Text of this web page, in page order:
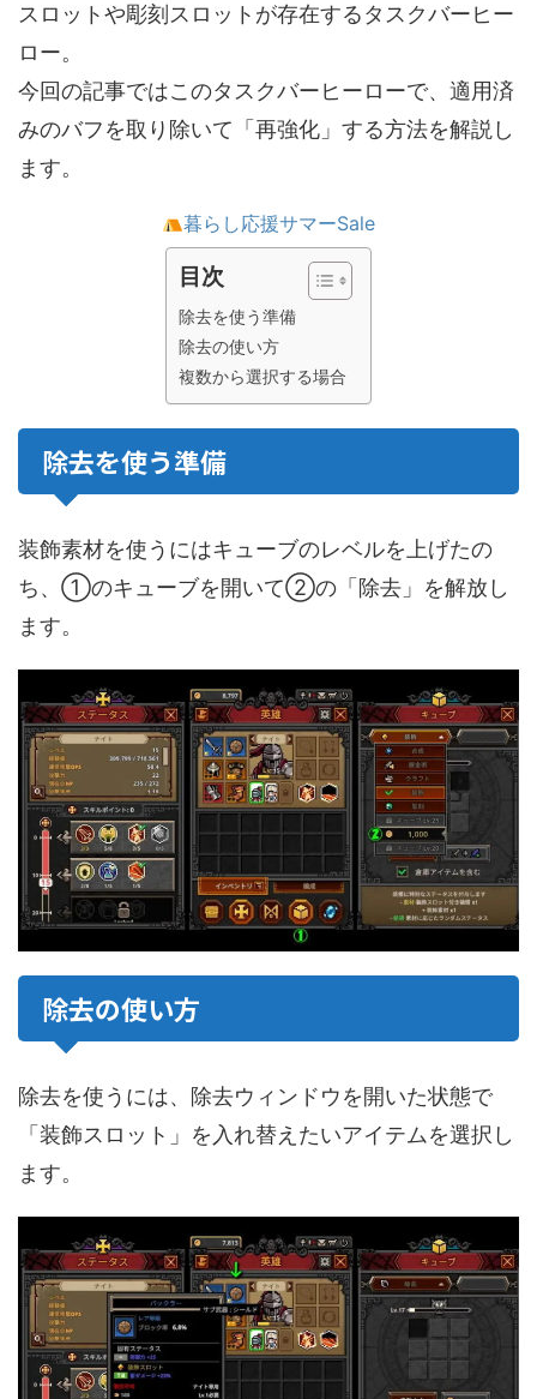
スロットや彫刻スロットが存在するタスクバーヒー
ロー。
今回の記事ではこのタスクバーヒーローで、適用済
みのバフを取り除いて「再強化」する方法を解説し
ます。
暮らし応援サマーSale
目次
除去を使う準備
除去の使い方
複数から選択する場合
除去を使う準備
装飾素材を使うにはキューブのレベルを上げたの
ち、①のキューブを開いて②の「除去」を解放し
ます。
除去の使い方
除去を使うには、除去ウィンドウを開いた状態で
「装飾スロット」を入れ替えたいアイテムを選択し
ます。